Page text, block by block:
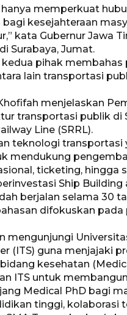
memperkuat
kesejahteraan
kata Gubernur Jawa
Surabaya, Jumat.
pihak
lain transportasi
menjelaskan
transportasi publik di
Line (SRRL).
teknologi
mendukung
ticketing, hingga
Ship
berjalan selama 30
difokuskan
mengunjungi
(ITS) guna menjajaki
kesehatan
ITS untuk
Medical PhD bagi
tinggi, kolaborasi